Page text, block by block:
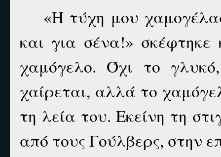
«Η τύχη μου
και για σένα!»
χαμόγελο. Όχι το
χαίρεται, αλλά το
τη λεία του. Εκείνη τη
από τους Γούλβερς, στην